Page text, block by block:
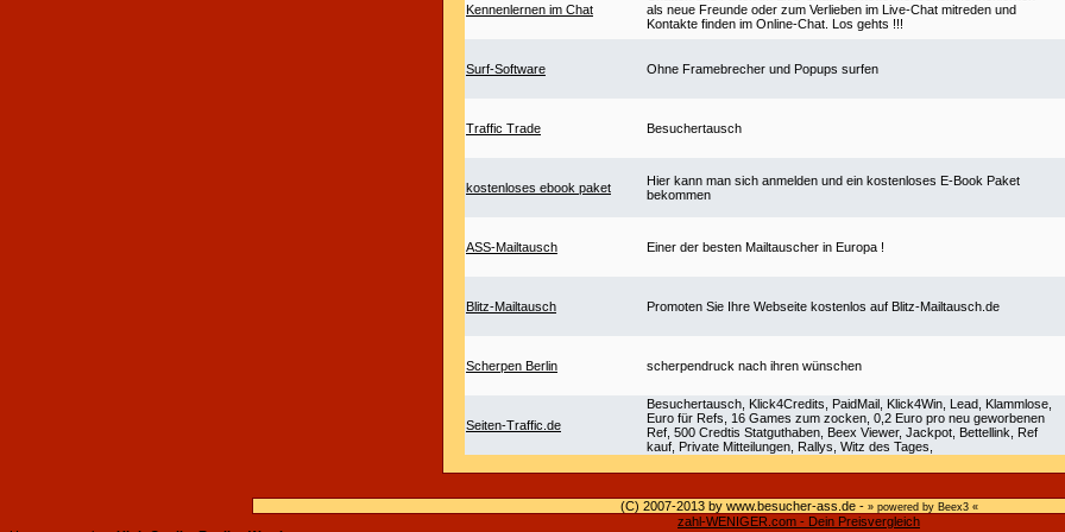
Kennenlernen im Chat
als neue Freunde oder zum Verlieben im Live-Chat mitreden und
Kontakte finden im Online-Chat. Los gehts !!!
Surf-Software Ohne Framebrecher und Popups surfen
Traffic Trade Besuchertausch
kostenloses ebook paket
Hier kann man sich anmelden und ein kostenloses E-Book Paket
bekommen
ASS-Mailtausch Einer der besten Mailtauscher in Europa !
Blitz-Mailtausch Promoten Sie Ihre Webseite kostenlos auf Blitz-Mailtausch.de
Scherpen Berlin scherpendruck nach ihren wünschen
Seiten-Traffic.de
Besuchertausch, Klick4Credits, PaidMail, Klick4Win, Lead, Klammlose,
Euro für Refs, 16 Games zum zocken, 0,2 Euro pro neu geworbenen
Ref, 500 Credtis Statguthaben, Beex Viewer, Jackpot, Bettellink, Ref
kauf, Private Mitteilungen, Rallys, Witz des Tages,
(C) 2007-2013 by www.besucher-ass.de - » powered by Beex3 «
zahl-WENIGER.com - Dein Preisvergleich